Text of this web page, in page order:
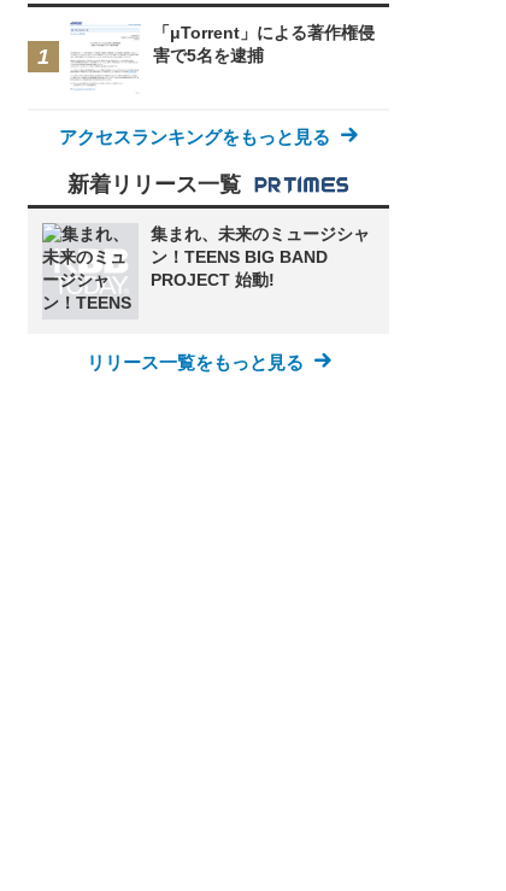
「μTorrent」による著作権侵
害で5名を逮捕
アクセスランキングをもっと見る
新着リリース一覧
集まれ、未来のミュージシャ
ン！TEENS BIG BAND
PROJECT 始動!
リリース一覧をもっと見る